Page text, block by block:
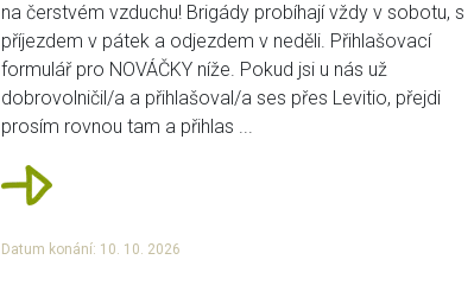
na čerstvém vzduchu! Brigády probíhají vždy v sobotu, s
příjezdem v pátek a odjezdem v neděli. Přihlašovací
formulář pro NOVÁČKY níže. Pokud jsi u nás už
dobrovolničil/a a přihlašoval/a ses přes Levitio, přejdi
prosím rovnou tam a přihlas ...
Datum konání: 10. 10. 2026